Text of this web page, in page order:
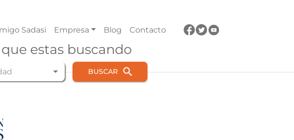
Sadasi Empresa Blog Contacto
estas buscando
BUSCAR